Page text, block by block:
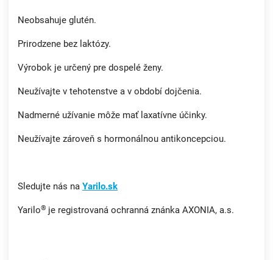
Neobsahuje glutén.
Prirodzene bez laktózy.
Výrobok je určený pre dospelé ženy.
Neužívajte v tehotenstve a v období dojčenia.
Nadmerné užívanie môže mať laxatívne účinky.
Neužívajte zároveň s hormonálnou antikoncepciou.
Sledujte nás na Yarilo.sk
Yarilo® je registrovaná ochranná znánka AXONIA, a.s.